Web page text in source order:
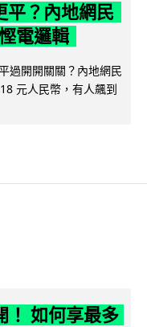
平？內地網民
電邏輯
過開開關關？內地網民
元人民幣，有人飆到
！ 如何享最多